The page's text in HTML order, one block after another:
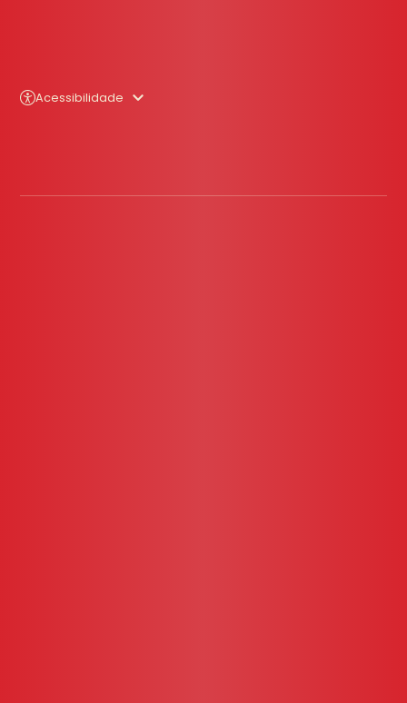
Acessibilidade